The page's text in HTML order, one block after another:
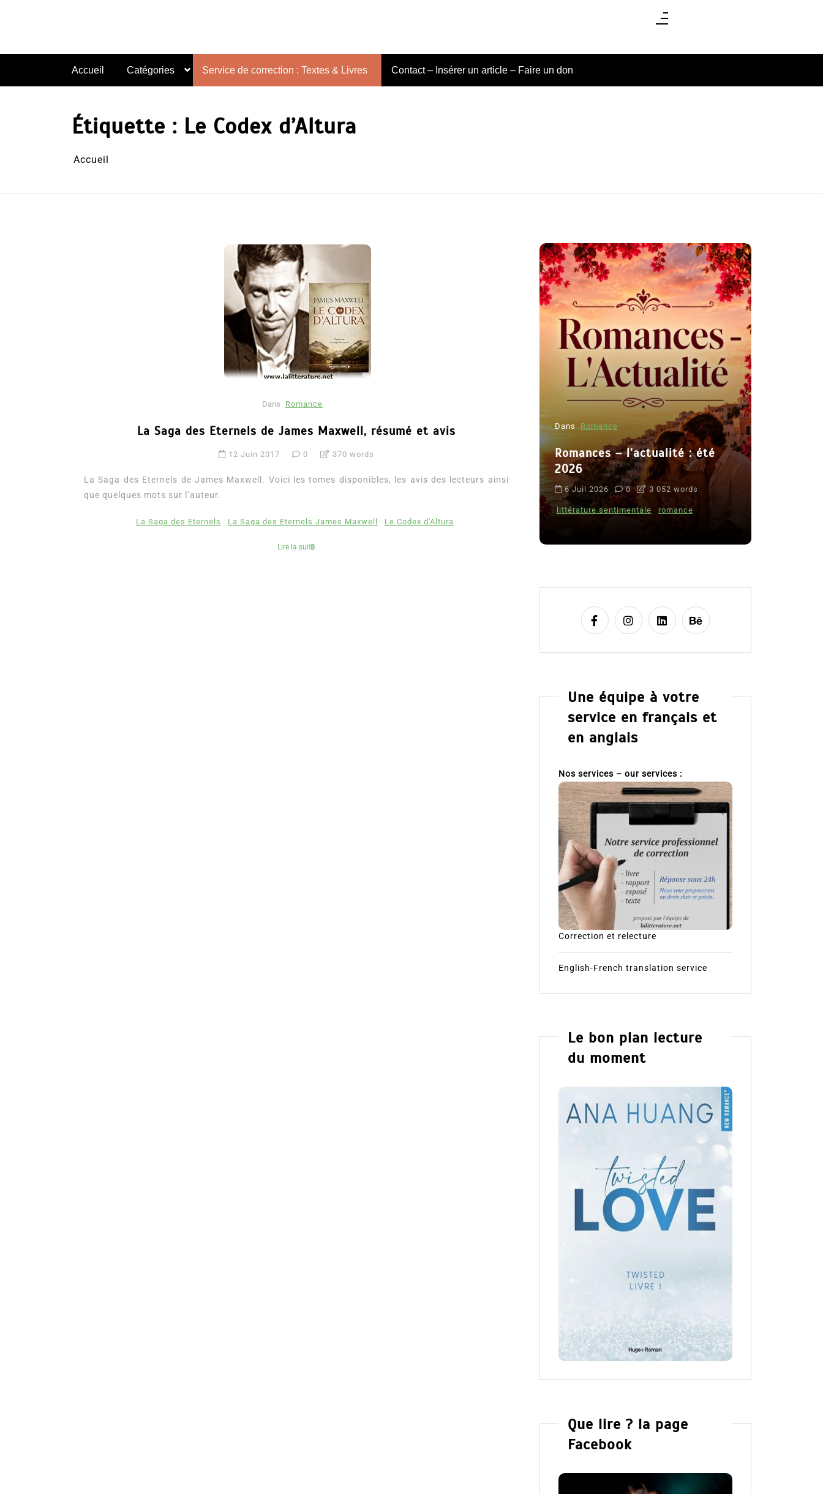
Accueil Catégories Service de correction : Textes & Livres Contact – Insérer un article – Faire un don
Étiquette : Le Codex d’Altura
Accueil
Dans Romance
La Saga des Eternels de James Maxwell, résumé et avis
12 Juin 2017 0 370 words
La Saga des Eternels de James Maxwell. Voici les tomes disponibles, les avis des lecteurs ainsi
que quelques mots sur l’auteur.
La Saga des Eternels La Saga des Eternels James Maxwell Le Codex d'Altura
Lire la suite
Dans Romance
Romances – l’actualité : été
Dans Thriller
Le coupable n’est pas Camille
8 Juil 2026 0 4 779 words
Dans Romance
Romances – l’actualité : été
2026
6 Juil 2026 0 3 052 words
littérature sentimentale romance
Une équipe à votre
service en français et
en anglais
Nos services – our services :
Correction et relecture
English-French translation service
Le bon plan lecture
du moment
Que lire ? la page
Facebook